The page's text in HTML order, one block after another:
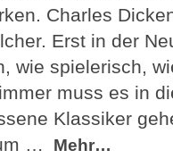
Charles
Erst in der
wie spielerisch,
muss es in
Klassiker
…
Mehr…